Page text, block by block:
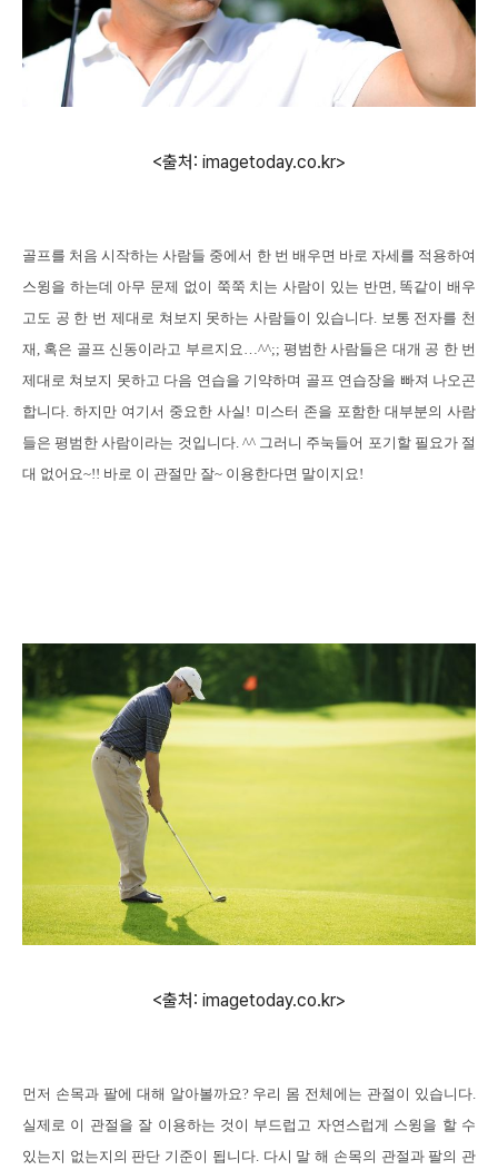
<출처: imagetoday.co.kr>
골프를 처음 시작하는 사람들 중에서 한 번 배우면 바로 자세를 적용하여
스윙을 하는데 아무 문제 없이 쭉쭉 치는 사람이 있는 반면, 똑같이 배우
고도 공 한 번 제대로 쳐보지 못하는 사람들이 있습니다. 보통 전자를 천
재, 혹은 골프 신동이라고 부르지요…^^;;평범한 사람들은 대개 공 한 번
제대로 쳐보지 못하고 다음 연습을 기약하며 골프 연습장을 빠져 나오곤
합니다.하지만 여기서 중요한 사실 ! 미스터 존을 포함한 대부분의 사람
들은 평범한 사람이라는 것입니다. ^^ 그러니 주눅들어 포기할 필요가 절
대 없어요~!! 바로 이 관절만 잘~ 이용한다면 말이지요!
<출처: imagetoday.co.kr>
먼저 손목과 팔에 대해 알아볼까요? 우리 몸 전체에는 관절이 있습니다.
실제로 이 관절을 잘 이용하는 것이 부드럽고 자연스럽게 스윙을 할 수
있는지 없는지의 판단 기준이 됩니다. 다시 말 해 손목의 관절과 팔의 관